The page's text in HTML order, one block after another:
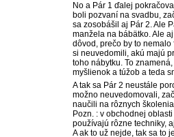
No a Pár 1 ďalej
boli pozvaní na svadbu,
sa zosobášil aj Pár 2. Ale
manžela na bábätko. Ale
dôvod, prečo by to
si neuvedomili, akú majú
toho nábytku. To
myšlienok a túžob a teda
A tak sa Pár 2 neustále
možno neuvedomovali,
naučili na rôznych
Pozn. : v obchodnej
používajú rôzne techniky,
A ak to už nejde, tak sa to